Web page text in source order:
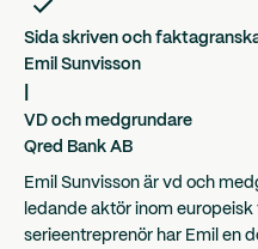
Sida skriven och
Emil Sunvisson
VD och medgrundare
Qred Bank AB
Emil Sunvisson är vd och
ledande aktör inom
serieentreprenör har Emil en